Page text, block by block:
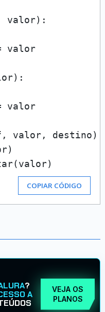
valor):
valor
):
valor
valor, destino):
COPIAR CÓDIGO
?
A
VEJA OS
PLANOS